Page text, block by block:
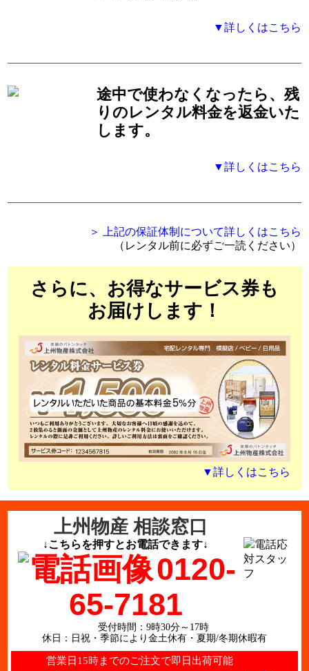
▼詳しくはこちら
途中で使わなくなったら、残
りのレンタル料金を返金いた
します。
▼詳しくはこちら
＞ 上記の保証体制について詳しくはこちら
（レンタル前に必ずご一読ください）
さらに、お得なサービス券も
お届けします！
▼詳しくはこちら
上州物産 相談窓口
営業日15時までのご注文で即日出荷可能
↓こちらを押すとお電話できます↓
0120-
65-7181
受付時間：9時30分～17時
休日：日祝・季節により金土休有・夏期/冬期休暇有